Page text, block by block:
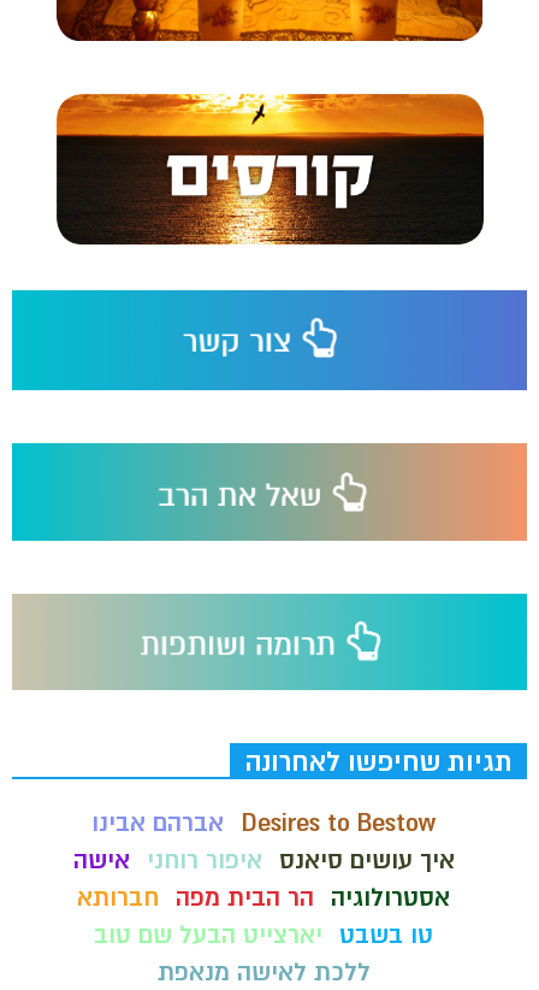
תגיות שחיפשו לאחרונה
Desires to Bestow
אברהם אבינו
איך עושים סיאנס
איפור רוחני
אישה
אסטרולוגיה
הר הבית מפה
חברותא
טו בשבט
יארצייט הבעל שם טוב
ללכת לאישה מנאפת